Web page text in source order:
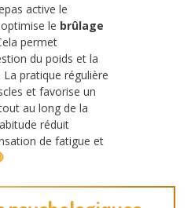
active le
le brûlage
permet
du poids et la
La pratique régulière
et favorise un
au long de la
réduit
de fatigue et